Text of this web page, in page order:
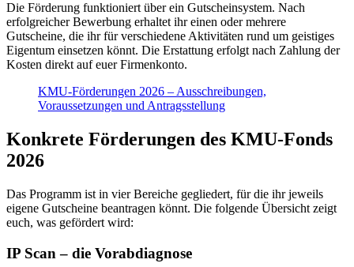
Die Förderung funktioniert über ein Gutscheinsystem. Nach
erfolgreicher Bewerbung erhaltet ihr einen oder mehrere
Gutscheine, die ihr für verschiedene Aktivitäten rund um geistiges
Eigentum einsetzen könnt. Die Erstattung erfolgt nach Zahlung der
Kosten direkt auf euer Firmenkonto.
KMU-Förderungen 2026 – Ausschreibungen,
Voraussetzungen und Antragsstellung
Konkrete Förderungen des KMU-Fonds
2026
Das Programm ist in vier Bereiche gegliedert, für die ihr jeweils
eigene Gutscheine beantragen könnt. Die folgende Übersicht zeigt
euch, was gefördert wird:
IP Scan – die Vorabdiagnose